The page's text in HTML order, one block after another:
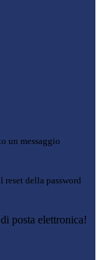
un messaggio
reset della password
posta elettronica!